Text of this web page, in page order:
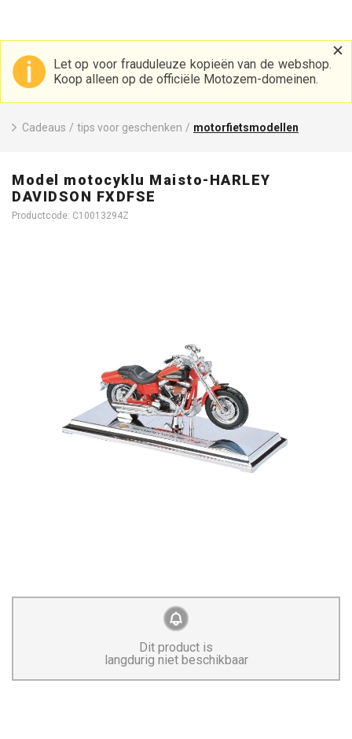
Let op voor frauduleuze kopieën van de webshop.
Koop alleen op de officiële Motozem-domeinen.
Cadeaus / tips voor geschenken / motorfietsmodellen
Model motocyklu Maisto-HARLEY
DAVIDSON FXDFSE
Productcode: C10013294Z
Dit product is
langdurig niet beschikbaar